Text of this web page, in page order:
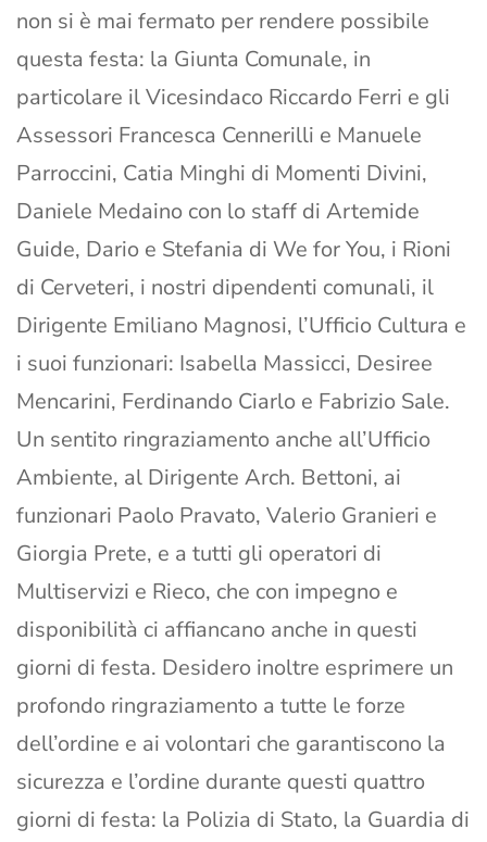
non si è mai fermato per rendere possibile
questa festa: la Giunta Comunale, in
particolare il Vicesindaco Riccardo Ferri e gli
Assessori Francesca Cennerilli e Manuele
Parroccini, Catia Minghi di Momenti Divini,
Daniele Medaino con lo staff di Artemide
Guide, Dario e Stefania di We for You, i Rioni
di Cerveteri, i nostri dipendenti comunali, il
Dirigente Emiliano Magnosi, l’Ufficio Cultura e
i suoi funzionari: Isabella Massicci, Desiree
Mencarini, Ferdinando Ciarlo e Fabrizio Sale.
Un sentito ringraziamento anche all’Ufficio
Ambiente, al Dirigente Arch. Bettoni, ai
funzionari Paolo Pravato, Valerio Granieri e
Giorgia Prete, e a tutti gli operatori di
Multiservizi e Rieco, che con impegno e
disponibilità ci affiancano anche in questi
giorni di festa. Desidero inoltre esprimere un
profondo ringraziamento a tutte le forze
dell’ordine e ai volontari che garantiscono la
sicurezza e l’ordine durante questi quattro
giorni di festa: la Polizia di Stato, la Guardia di